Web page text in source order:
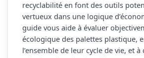
recyclabilité en font des outils
vertueux dans une logique
guide vous aide à évaluer
écologique des palettes plastique,
l’ensemble de leur cycle de vie, et